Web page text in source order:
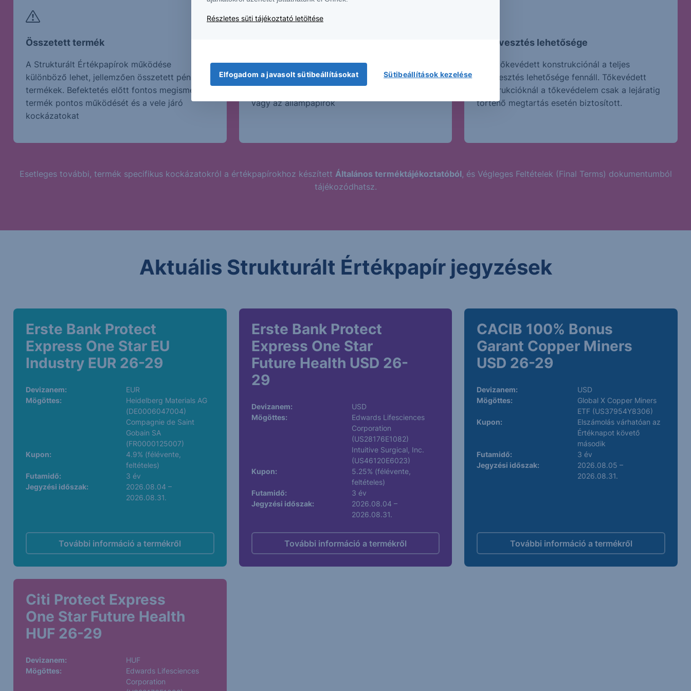
Összetett termék
A Strukturált Értékpapírok működése
különböző lehet, jellemzően összetett pénzügyi
termékek. Befektetés előtt fontos megismerni a
termék pontos működését és a vele járó
kockázatokat
Magasabb hozamhoz jellemzően magasabb
kockázat párosul. A Strukturált Értékpapírok
vagy az állampapírok
Tőkevesztés lehetősége
Nem tőkevédett konstrukciónál a teljes
tőkevesztés lehetősége fennáll. Tőkevédett
konstrukcióknál a tőkevédelem csak a lejáratig
történő megtartás esetén biztosított.
Esetleges további, termék specifikus kockázatokról a értékpapírokhoz készített Általános terméktájékoztatóból, és Végleges Feltételek (Final Terms) dokumentumból
tájékozódhatsz.
Aktuális Strukturált Értékpapír jegyzések
Erste Bank Protect
Express One Star EU
Industry EUR 26-29
Devizanem:
EUR
Mögöttes:
Heidelberg Materials AG
(DE0006047004)
Compagnie de Saint
Gobain SA
(FR0000125007)
Kupon:
4.9% (félévente,
feltételes)
Futamidő:
3 év
Jegyzési időszak:
2026.08.04 –
2026.08.31.
További információ a termékről
Erste Bank Protect
Express One Star
Future Health USD 26-
29
Devizanem:
USD
Mögöttes:
Edwards Lifesciences
Corporation
(US28176E1082)
Intuitive Surgical, Inc.
(US46120E6023)
Kupon:
5.25% (félévente,
feltételes)
Futamidő:
3 év
Jegyzési időszak:
2026.08.04 –
2026.08.31.
További információ a termékről
CACIB 100% Bonus
Garant Copper Miners
USD 26-29
Devizanem:
USD
Mögöttes:
Global X Copper Miners
ETF (US37954Y8306)
Kupon:
Elszámolás várhatóan az
Értéknapot követő
második
Futamidő:
3 év
Jegyzési időszak:
2026.08.05 –
2026.08.31.
További információ a termékről
Citi Protect Express
One Star Future Health
HUF 26-29
Devizanem:
HUF
Mögöttes:
Edwards Lifesciences
Corporation
Részletes süti tájékoztató letöltése
Elfogadom a javasolt sütibeállításokat Sütibeállítások kezelése